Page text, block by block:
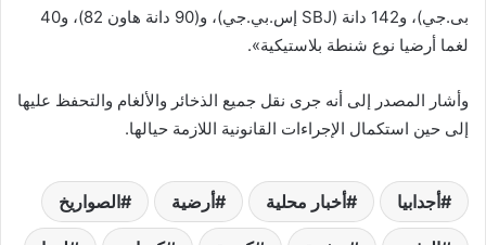
بى.جي)، و142 دانة (SBJ إس.بي.جي)، و(90 دانة هاون 82)، و40
لغما أرضيا نوع شنطة بلاستيكية».
وأشار المصدر إلى أنه جرى نقل جميع الذخائر والألغام والتحفظ عليها
إلى حين استكمال الإجراءات القانونية اللازمة حيالها.
أجدابيا أخبار محلية أرضية الصواريخ